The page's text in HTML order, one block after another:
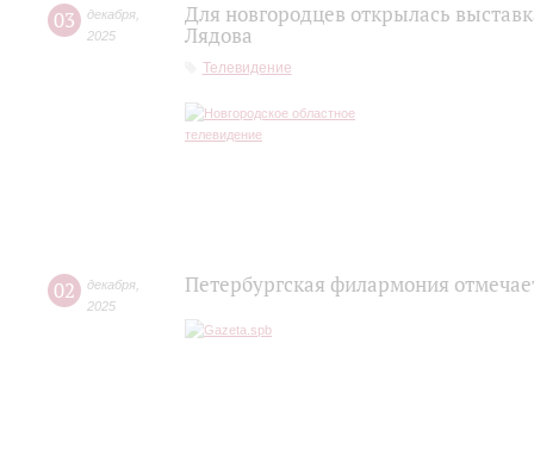
03 декабря
2025
Для новгородцев открылась
Лядова
Телевидение
02 декабря
2025
Петербургская филармония